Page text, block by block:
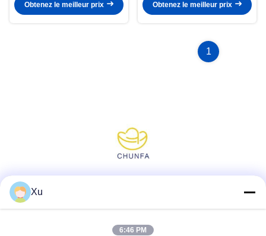
Obtenez le meilleur prix
Obtenez le meilleur prix
1
Xu
6:46 PM